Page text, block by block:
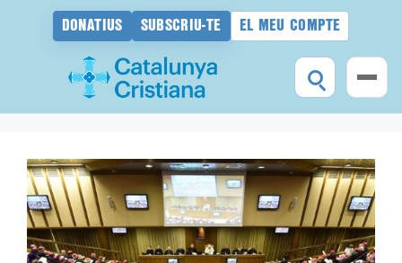
DONATIUS SUBSCRIU-TE EL MEU COMPTE
contingut